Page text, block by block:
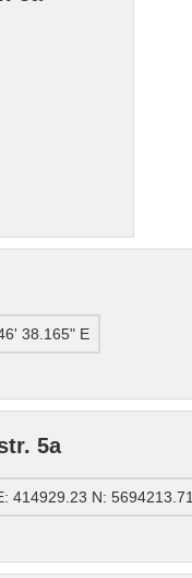
38.165" E
5a
414929.23 N: 5694213.71